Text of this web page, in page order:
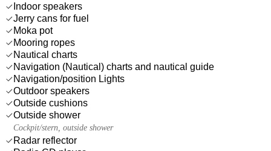
Indoor speakers
Jerry cans for fuel
Moka pot
Mooring ropes
Nautical charts
Navigation (Nautical) charts and nautical guide
Navigation/position Lights
Outdoor speakers
Outside cushions
Outside shower
Cockpit/stern, outside shower
Radar reflector